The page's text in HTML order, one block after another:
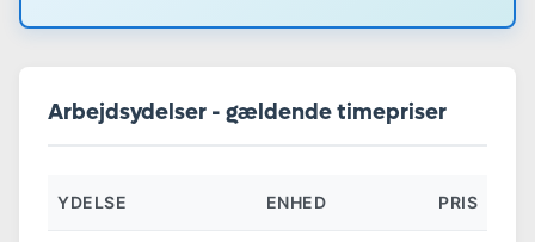
Arbejdsydelser - gældende timepriser
YDELSE ENHED PRIS